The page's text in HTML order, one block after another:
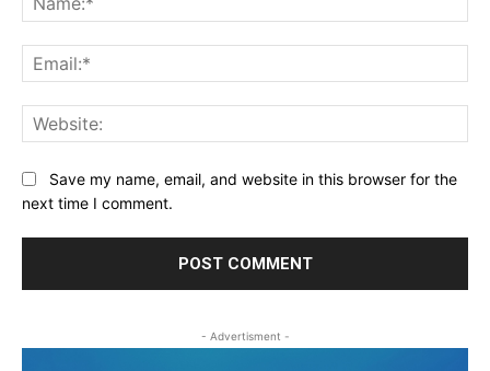
Save my name, email, and website in this browser for the
next time I comment.
- Advertisment -